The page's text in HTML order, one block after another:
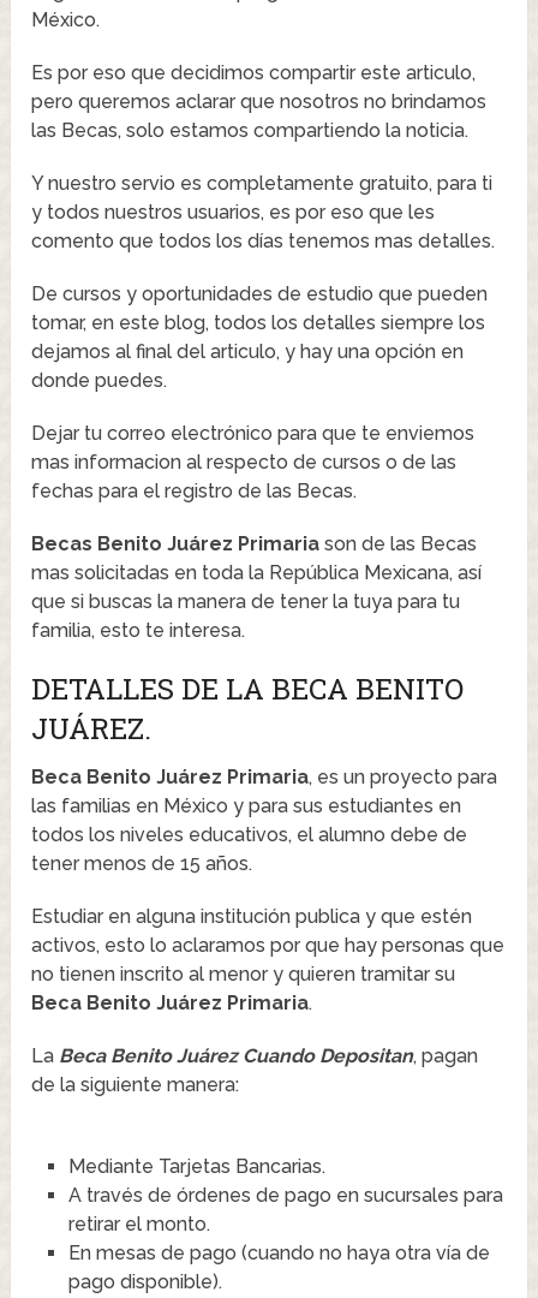
México.
Es por eso que decidimos compartir este articulo,
pero queremos aclarar que nosotros no brindamos
las Becas, solo estamos compartiendo la noticia.
Y nuestro servio es completamente gratuito, para ti
y todos nuestros usuarios, es por eso que les
comento que todos los días tenemos mas detalles.
De cursos y oportunidades de estudio que pueden
tomar, en este blog, todos los detalles siempre los
dejamos al final del articulo, y hay una opción en
donde puedes.
Dejar tu correo electrónico para que te enviemos
mas informacion al respecto de cursos o de las
fechas para el registro de las Becas.
Becas Benito Juárez Primaria son de las Becas
mas solicitadas en toda la República Mexicana, así
que si buscas la manera de tener la tuya para tu
familia, esto te interesa.
DETALLES DE LA BECA BENITO
JUÁREZ.
Beca Benito Juárez Primaria, es un proyecto para
las familias en México y para sus estudiantes en
todos los niveles educativos, el alumno debe de
tener menos de 15 años.
Estudiar en alguna institución publica y que estén
activos, esto lo aclaramos por que hay personas que
no tienen inscrito al menor y quieren tramitar su
Beca Benito Juárez Primaria.
La Beca Benito Juárez Cuando Depositan, pagan
de la siguiente manera:
Mediante Tarjetas Bancarias.
A través de órdenes de pago en sucursales para
retirar el monto.
En mesas de pago (cuando no haya otra vía de
pago disponible).